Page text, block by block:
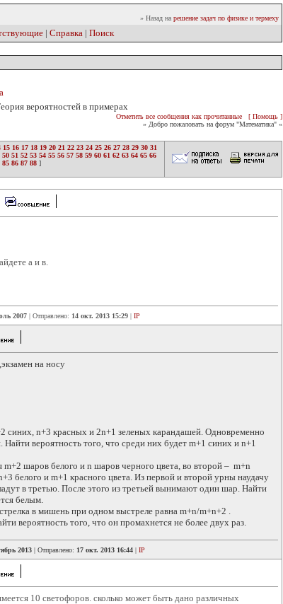
» Назад на решение задач по физике и термеху
| Справка | Поиск
вероятностей в примерах
Отметить все сообщения как прочитанные
[ Помощь ]
» Добро пожаловать на форум "Математика" «
15 16 17 18 19 20 21 22 23 24 25 26 27 28 29 30 31
50 51 52 53 54 55 56 57 58 59 60 61 62 63 64 65 66
85 86 87 88 ]
а и в.
2007 | Отправлено: 14 окт. 2013 15:29 | IP
на носу
синих, n+3 красных и 2n+1 зеленых карандашей. Одновременно
вероятность того, что среди них будет m+1 синих и n+1
шаров белого и n шаров черного цвета, во второй – m+n
белого и m+1 красного цвета. Из первой и второй урны наудачу
в третью. После этого из третьей вынимают один шар. Найти
белым.
в мишень при одном выстреле равна m+n/m+n+2 .
вероятность того, что он промахнется не более двух раз.
2013 | Отправлено: 17 окт. 2013 16:44 | IP
10 светофоров. сколько может быть дано различных